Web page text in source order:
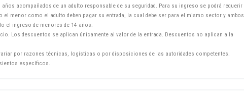
acompañados de un adulto responsable de su seguridad. Para su ingreso se podrá requerir
el menor como el adulto deben pagar su entrada, la cual debe ser para el mismo sector y ambos
el ingreso de menores de 14 años.
Los descuentos se aplican únicamente al valor de la entrada. Descuentos no aplican a la
por razones técnicas, logísticas o por disposiciones de las autoridades competentes.
específicos.